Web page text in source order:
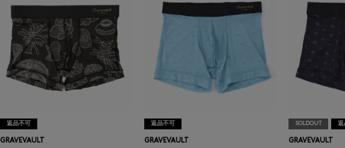
返品不可
GRAVEVAULT
返品不可
GRAVEVAULT
SOLDOUT 返
GRAVEVAULT